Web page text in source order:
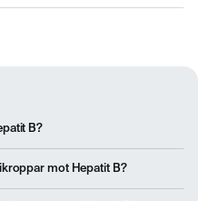
B?
mot Hepatit B?